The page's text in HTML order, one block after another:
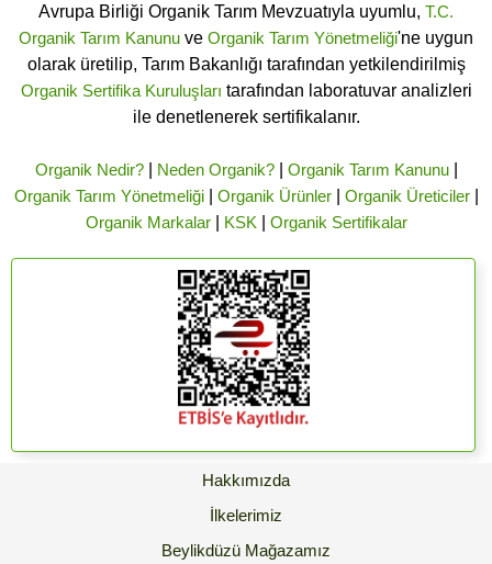
Avrupa Birliği Organik Tarım Mevzuatıyla uyumlu, T.C.
Organik Tarım Kanunu ve Organik Tarım Yönetmeliği'ne uygun
olarak üretilip, Tarım Bakanlığı tarafından yetkilendirilmiş
Organik Sertifika Kuruluşları tarafından laboratuvar analizleri
ile denetlenerek sertifikalanır.
Organik Nedir?| Neden Organik?| Organik Tarım Kanunu|
Organik Tarım Yönetmeliği| Organik Ürünler| Organik Üreticiler|
Organik Markalar| KSK Organik Sertifikalar
Hakkımızda
İlkelerimiz
Beylikdüzü Mağazamız